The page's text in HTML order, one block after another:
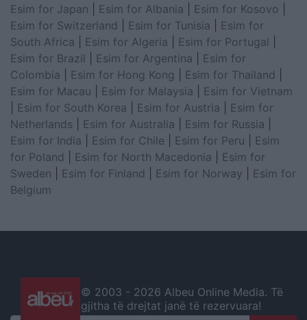
Esim for Japan
Esim for Albania Esim for Kosovo
Esim for Switzerland
Esim for Tunisia
Esim for
South Africa
Esim for Algeria Esim for Portugal
Esim for Brazil
Esim for Argentina
Esim for
Colombia
Esim for Hong Kong Esim for Thailand
Esim for Macau
Esim for Malaysia
Esim for Vietnam
Esim for South Korea Esim for Austria
Esim for
Netherlands
Esim for Australia Esim for Russia
Esim for India
Esim for Chile Esim for Peru
Esim
for Poland
Esim for North Macedonia
Esim for
Sweden
Esim for Finland Esim for Norway
Esim for
Belgium
© 2003 - 2026 Albeu Online Media. Të
gjitha të drejtat janë të rezervuara!